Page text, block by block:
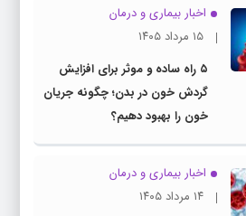
اخبار بیماری و درمان
۱۵ مرداد ۱۴۰۵
۵ راه ساده و موثر برای افزایش
گردش خون در بدن؛ چگونه جریان
خون را بهبود دهیم؟
اخبار بیماری و درمان
۱۴ مرداد ۱۴۰۵